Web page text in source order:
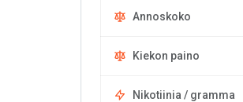
Annoskoko
Kiekon paino
Nikotiinia / gramma